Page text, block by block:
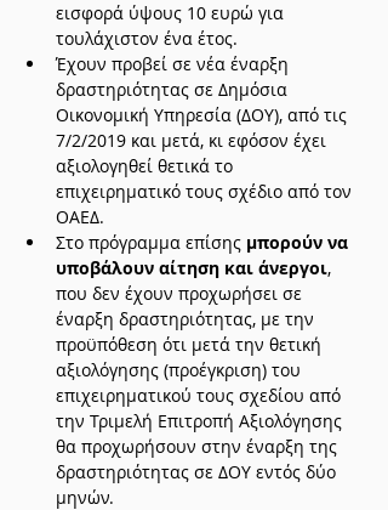
εισφορά ύψους 10 ευρώ για
τουλάχιστον ένα έτος.
Έχουν προβεί σε νέα έναρξη
δραστηριότητας σε Δημόσια
Οικονομική Υπηρεσία (ΔΟΥ), από τις
7/2/2019 και μετά, κι εφόσον έχει
αξιολογηθεί θετικά το
επιχειρηματικό τους σχέδιο από τον
ΟΑΕΔ.
Στο πρόγραμμα επίσης μπορούν να
υποβάλουν αίτηση και άνεργοι,
που δεν έχουν προχωρήσει σε
έναρξη δραστηριότητας, με την
προϋπόθεση ότι μετά την θετική
αξιολόγησης (προέγκριση) του
επιχειρηματικού τους σχεδίου από
την Τριμελή Επιτροπή Αξιολόγησης
θα προχωρήσουν στην έναρξη της
δραστηριότητας σε ΔΟΥ εντός δύο
μηνών.